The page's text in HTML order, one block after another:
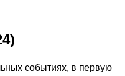
событиях, в первую